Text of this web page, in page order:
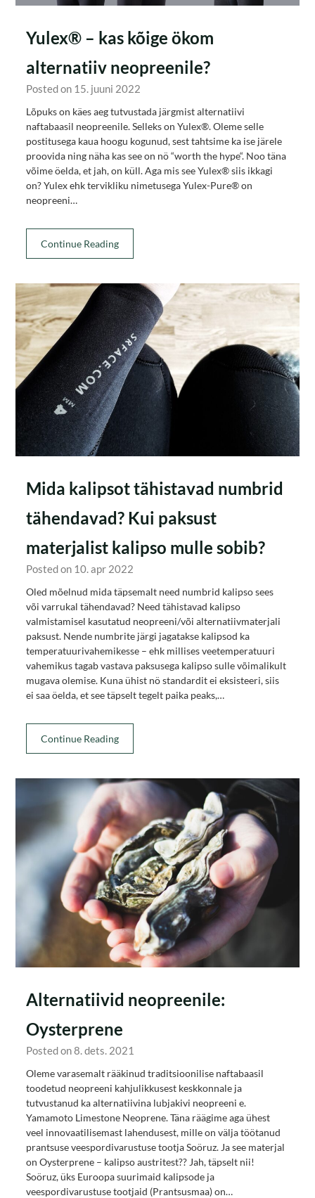
Yulex® – kas kõige ökom
alternatiiv neopreenile?
Posted on 15. juuni 2022
Lõpuks on käes aeg tutvustada järgmist alternatiivi
naftabaasil neopreenile. Selleks on Yulex®. Oleme selle
postitusega kaua hoogu kogunud, sest tahtsime ka ise järele
proovida ning näha kas see on nö “worth the hype“. Noo täna
võime öelda, et jah, on küll. Aga mis see Yulex® siis ikkagi
on? Yulex ehk tervikliku nimetusega Yulex-Pure® on
neopreeni…
Continue Reading
Mida kalipsot tähistavad numbrid
tähendavad? Kui paksust
materjalist kalipso mulle sobib?
Posted on 10. apr 2022
Oled mõelnud mida täpsemalt need numbrid kalipso sees
või varrukal tähendavad? Need tähistavad kalipso
valmistamisel kasutatud neopreeni/või alternatiivmaterjali
paksust. Nende numbrite järgi jagatakse kalipsod ka
temperatuurivahemikesse – ehk millises veetemperatuuri
vahemikus tagab vastava paksusega kalipso sulle võimalikult
mugava olemise. Kuna ühist nö standardit ei eksisteeri, siis
ei saa öelda, et see täpselt tegelt paika peaks,…
Continue Reading
Alternatiivid neopreenile:
Oysterprene
Posted on 8. dets. 2021
Oleme varasemalt rääkinud traditsioonilise naftabaasil
toodetud neopreeni kahjulikkusest keskkonnale ja
tutvustanud ka alternatiivina lubjakivi neopreeni e.
Yamamoto Limestone Neoprene. Täna räägime aga ühest
veel innovaatilisemast lahendusest, mille on välja töötanud
prantsuse veespordivarustuse tootja Soöruz. Ja see materjal
on Oysterprene – kalipso austritest?? Jah, täpselt nii!
Soöruz, üks Euroopa suurimaid kalipsode ja
veespordivarustuse tootjaid (Prantsusmaa) on…